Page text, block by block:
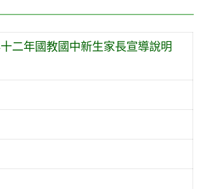
二年國教國中新生家長宣導說明